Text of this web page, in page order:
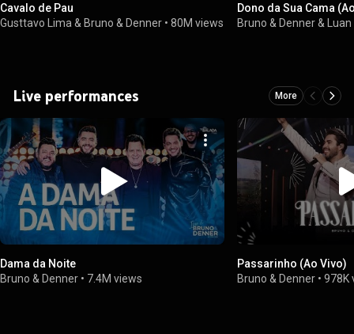
Cavalo de Pau
Gusttavo Lima & Bruno & Denner • 80M views
Dono da Sua Cama
Bruno & Denner &
Live performances More
Dama da Noite
Bruno & Denner • 7.4M views
Passarinho (Ao Vivo)
Bruno & Denner •978K